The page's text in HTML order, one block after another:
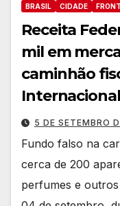
BRASIL CIDADE
Receita
mil em
caminhão
5 DE SETEMBRO
Fundo falso na
cerca de 200
perfumes e